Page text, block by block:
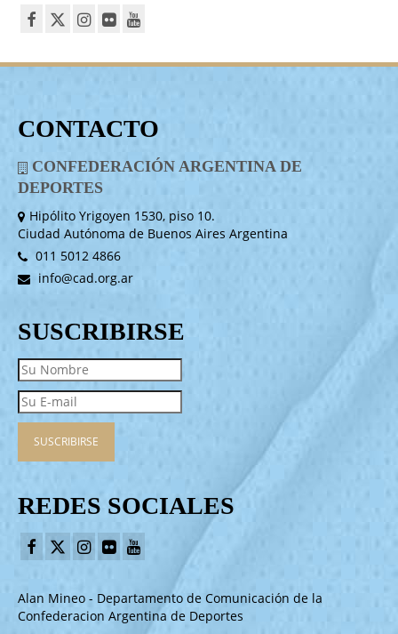
CONTACTO
CONFEDERACIÓN ARGENTINA DE
DEPORTES
Hipólito Yrigoyen 1530, piso 10.
Ciudad Autónoma de Buenos Aires Argentina
011 5012 4866
info@cad.org.ar
SUSCRIBIRSE
REDES SOCIALES
Alan Mineo - Departamento de Comunicación de la
Confederacion Argentina de Deportes